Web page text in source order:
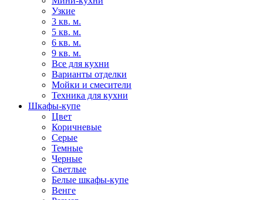
Узкие
3 кв. м.
5 кв. м.
6 кв. м.
9 кв. м.
Все для кухни
Варианты отделки
Мойки и смесители
Техника для кухни
Шкафы-купе
Цвет
Коричневые
Серые
Темные
Черные
Светлые
Белые шкафы-купе
Венге